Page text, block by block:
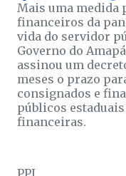
Mais uma medida
financeiros da
vida do servidor
Governo do
assinou um
meses o prazo
consignados e
públicos
financeiras.